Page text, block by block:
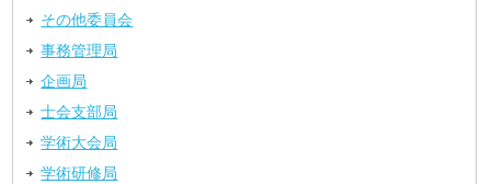
その他委員会
事務管理局
企画局
士会支部局
学術大会局
学術研修局